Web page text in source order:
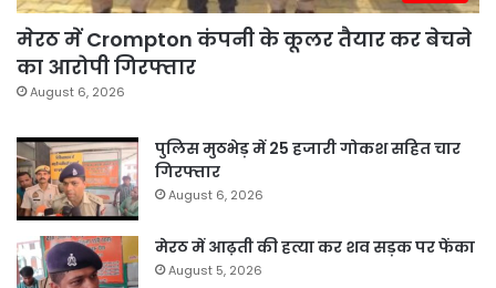
मेरठ में Crompton कंपनी के कूलर तैयार कर बेचने
का आरोपी गिरफ्तार
August 6, 2026
पुलिस मुठभेड़ में 25 हजारी गोकश सहित चार
गिरफ्तार
August 6, 2026
मेरठ में आढ़ती की हत्या कर शव सड़क पर फेंका
August 5, 2026